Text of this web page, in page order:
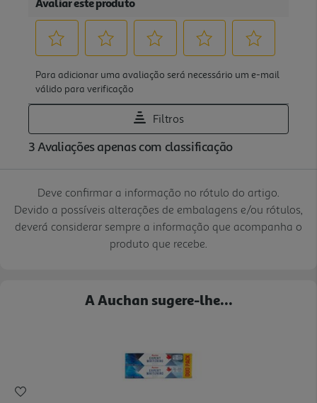
Deve confirmar a informação no rótulo do artigo.
Devido a possíveis alterações de embalagens e/ou rótulos,
deverá considerar sempre a informação que acompanha o
produto que recebe.
A Auchan sugere-lhe...